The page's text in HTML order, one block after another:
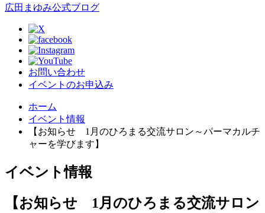
広田まゆみ公式ブログ
お問い合わせ
イベントのお申込み
ホーム
イベント情報
【お知らせ 1月のひろまる交流サロン～パーマカルチ
ャーを学びます】
イベント情報
【お知らせ 1月のひろまる交流サロン